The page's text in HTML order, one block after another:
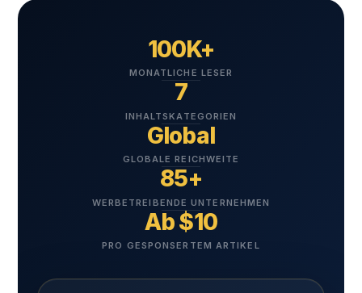
100K+
MONATLICHE LESER
7
INHALTSKATEGORIEN
Global
GLOBALE REICHWEITE
85+
WERBETREIBENDE UNTERNEHMEN
Ab $10
PRO GESPONSERTEM ARTIKEL